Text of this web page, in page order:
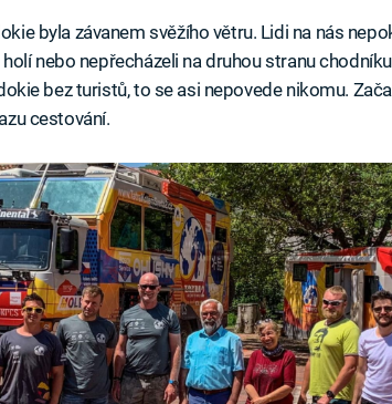
byla závanem svěžího větru. Lidi na nás
holí nebo nepřecházeli na druhou stranu
bez turistů, to se asi nepovede nikomu.
cestování.